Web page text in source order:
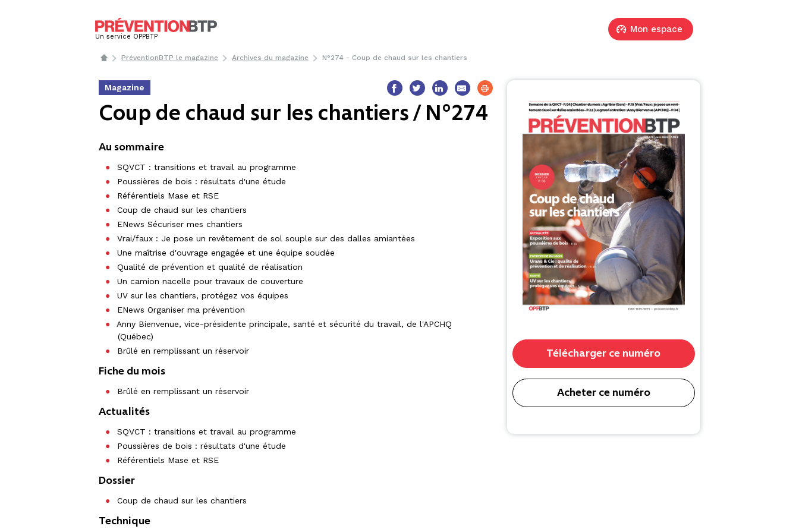
Un service OPPBTP
Mon espace
PréventionBTP le magazine Archives du magazine N°274 - Coup de chaud sur les chantiers
Magazine
Coup de chaud sur les chantiers / N°274
Au sommaire
SQVCT : transitions et travail au programme
Poussières de bois : résultats d'une étude
Référentiels Mase et RSE
Coup de chaud sur les chantiers
ENews Sécuriser mes chantiers
Vrai/faux : Je pose un revêtement de sol souple sur des dalles amiantées
Une maîtrise d'ouvrage engagée et une équipe soudée
Qualité de prévention et qualité de réalisation
Un camion nacelle pour travaux de couverture
UV sur les chantiers, protégez vos équipes
ENews Organiser ma prévention
Anny Bienvenue, vice-présidente principale, santé et sécurité du travail, de l'APCHQ
(Québec)
Brûlé en remplissant un réservoir
Fiche du mois
Brûlé en remplissant un réservoir
Actualités
SQVCT : transitions et travail au programme
Poussières de bois : résultats d'une étude
Référentiels Mase et RSE
Dossier
Coup de chaud sur les chantiers
Technique
Télécharger ce numéro
Acheter ce numéro